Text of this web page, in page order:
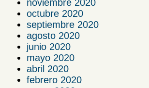
noviembre 2020
octubre 2020
septiembre 2020
agosto 2020
junio 2020
mayo 2020
abril 2020
febrero 2020